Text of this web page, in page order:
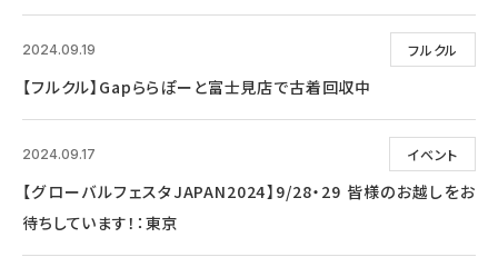
フルクル
2024.09.19
【フルクル】Gapららぽーと富士見店で古着回収中
イベント
2024.09.17
【グローバルフェスタJAPAN2024】9/28・29 皆様のお越しをお
待ちしています！：東京